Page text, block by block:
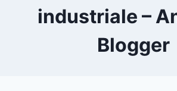
industriale –
Blogger